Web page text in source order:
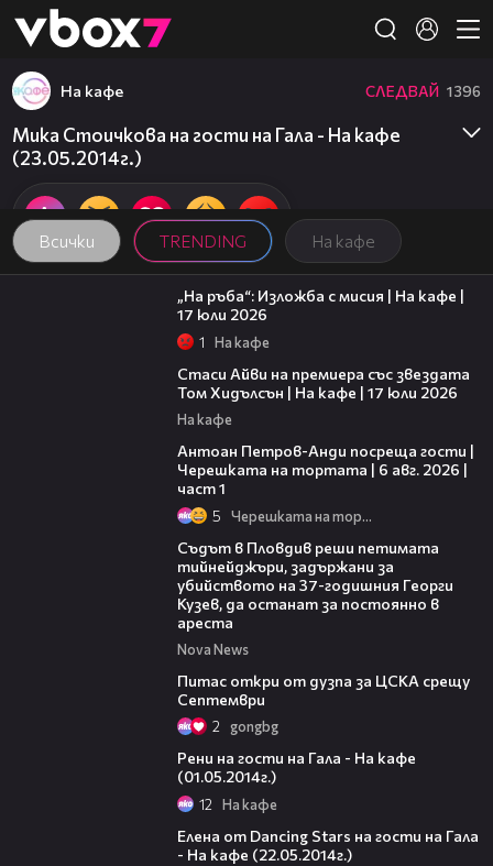
👾
Всички TRENDING На кафе
На кафе СЛЕДВАЙ 1396
Мика Стоичкова на гости на Гала - На кафе
(23.05.2014г.)
09:09
„На ръба“: Изложба с мисия | На кафе |
17 юли 2026
1 На кафе
Стаси Айви на премиера със звездата
Том Хидълсън | На кафе | 17 юли 2026
На кафе
Антоан Петров-Анди посреща гости |
Черешката на тортата | 6 авг. 2026 |
част 1
5 Черешката на тортата
Съдът в Пловдив реши петимата
тийнейджъри, задържани за
убийството на 37-годишния Георги
Кузев, да останат за постоянно в
ареста
Nova News
Питас откри от дузпа за ЦСКА срещу
Септември
2 gongbg
Рени на гости на Гала - На кафе
(01.05.2014г.)
12 На кафе
Елена от Dancing Stars на гости на Гала
- На кафе (22.05.2014г.)